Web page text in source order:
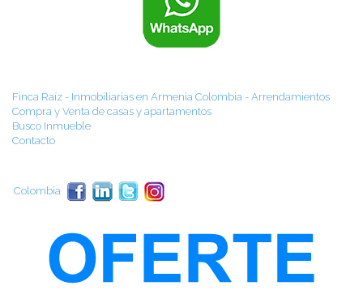
Finca Raíz - Inmobiliarias en Armenia Colombia - Arrendamientos
Compra y Venta de casas y apartamentos
Busco Inmueble
Contacto
Colombia